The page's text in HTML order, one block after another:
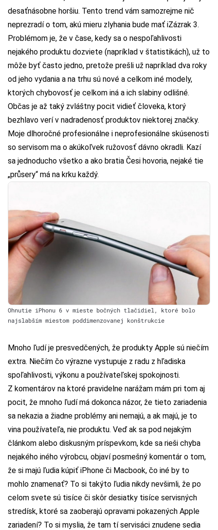
desaťnásobne horšiu. Tento trend vám samozrejme nič
neprezradí o tom, akú mieru zlyhania bude mať iZázrak 3.
Problémom je, že v čase, kedy sa o nespoľahlivosti
nejakého produktu dozviete (napríklad v štatistikách), už to
môže byť často jedno, pretože prešli už napríklad dva roky
od jeho vydania a na trhu sú nové a celkom iné modely,
ktorých chybovosť je celkom iná a ich slabiny odlišné.
Občas je až taký zvláštny pocit vidieť človeka, ktorý
bezhlavo verí v nadradenosť produktov niektorej značky.
Moje dlhoročné profesionálne i neprofesionálne skúsenosti
so servisom ma o akúkoľvek ružovosť dávno okradli. Kazí
sa jednoducho všetko a ako bratia Česi hovoria, nejaké tie
„průsery“ má na krku každý.
Ohnutie iPhonu 6 v mieste bočných tlačidiel, ktoré bolo
najslabším miestom poddimenzovanej konštrukcie
Mnoho ľudí je presvedčených, že produkty Apple sú niečím
extra. Niečím čo výrazne vystupuje z radu z hľadiska
spoľahlivosti, výkonu a používateľskej spokojnosti.
Z komentárov na ktoré pravidelne narážam mám pri tom aj
pocit, že mnoho ľudí má dokonca názor, že tieto zariadenia
sa nekazia a žiadne problémy ani nemajú, a ak majú, je to
vina používateľa, nie produktu. Veď ak sa pod nejakým
článkom alebo diskusným príspevkom, kde sa rieši chyba
nejakého iného výrobcu, objaví posmešný komentár o tom,
že si majú ľudia kúpiť iPhone či Macbook, čo iné by to
mohlo znamenať? To si takýto ľudia nikdy nevšimli, že po
celom svete sú tisíce či skôr desiatky tisíce servisných
stredísk, ktoré sa zaoberajú opravami pokazených Apple
zariadení? To si myslia, že tam tí servisáci znudene sedia